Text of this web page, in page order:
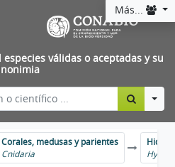
Más...
válidas o aceptadas y su
Corales, medusas y parientes
Cnidaria